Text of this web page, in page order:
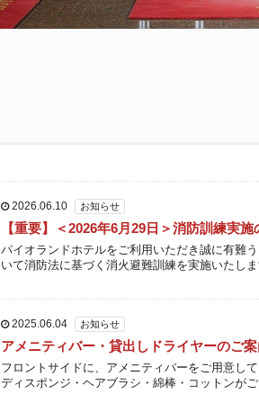
2026.06.10 お知らせ
【重要】＜2026年6月29日＞消防訓練実
パイオランドホテルをご利用いただき誠に有難
いて消防法に基づく消火避難訓練を実施いたし
2025.06.04 お知らせ
アメニティバー・貸出しドライヤーのご
フロントサイドに、アメニティバーをご用意し
ディスポンジ・ヘアブラシ・綿棒・コットンが